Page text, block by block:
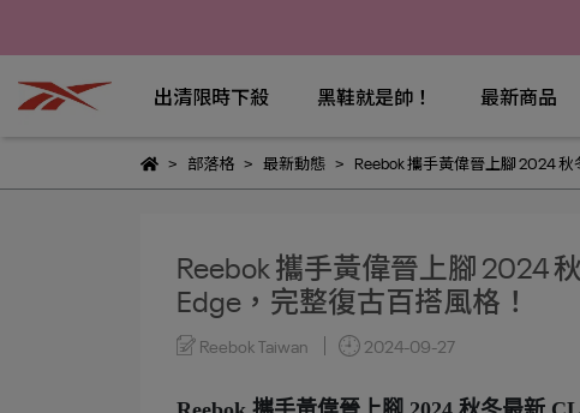
出清限時下殺 黑鞋就是帥！ 最新商品
部落格 最新動態 Reebok 攜手黃偉晉上腳 2024 秋
Reebok 攜手黃偉晉上腳 2024
Edge，完整復古百搭風格！
Reebok Taiwan 2024-09-27